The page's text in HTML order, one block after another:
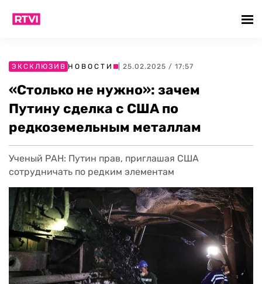
ЭКСКЛЮЗИВ НОВОСТИ | 25.02.2025 / 17:57
«Столько не нужно»: зачем
Путину сделка с США по
редкоземельным металлам
Ученый РАН: Путин прав, приглашая США
сотрудничать по редким элементам